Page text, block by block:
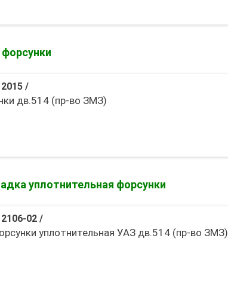
/
дв.514 (пр-во ЗМЗ)
уплотнительная форсунки
02/
уплотнительная УАЗ дв.514 (пр-во ЗМЗ)